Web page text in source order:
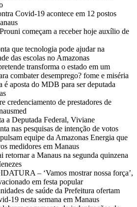
Covid-19 acontece em 12 postos
começam a receber hoje auxílio de
que tecnologia pode ajudar na
das escolas no Amazonas
transforma o estado em um
combater desemprego? fome e miséria
aposta do MDB para ser deputada
credenciamento de prestadores de
a Deputada Federal, Viviane
nas pesquisas de intenção de votos
equipe da Amazonas Energia que
medidores em Manaus
retornar a Manaus na segunda quinzena
– ‘Vamos mostrar nossa força’,
em festa popular
de saúde da Prefeitura ofertam
19 nesta semana em Manaus